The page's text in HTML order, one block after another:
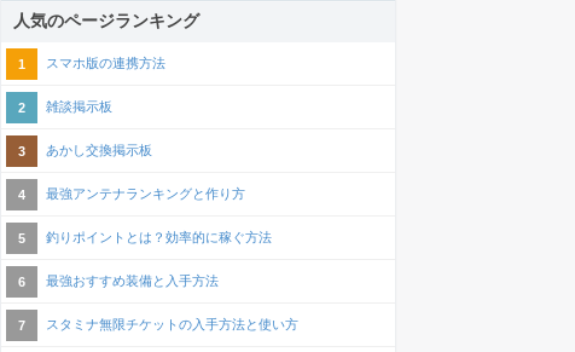
人気のページランキング
スマホ版の連携方法
雑談掲示板
あかし交換掲示板
最強アンテナランキングと作り方
釣りポイントとは？効率的に稼ぐ方法
最強おすすめ装備と入手方法
スタミナ無限チケットの入手方法と使い方